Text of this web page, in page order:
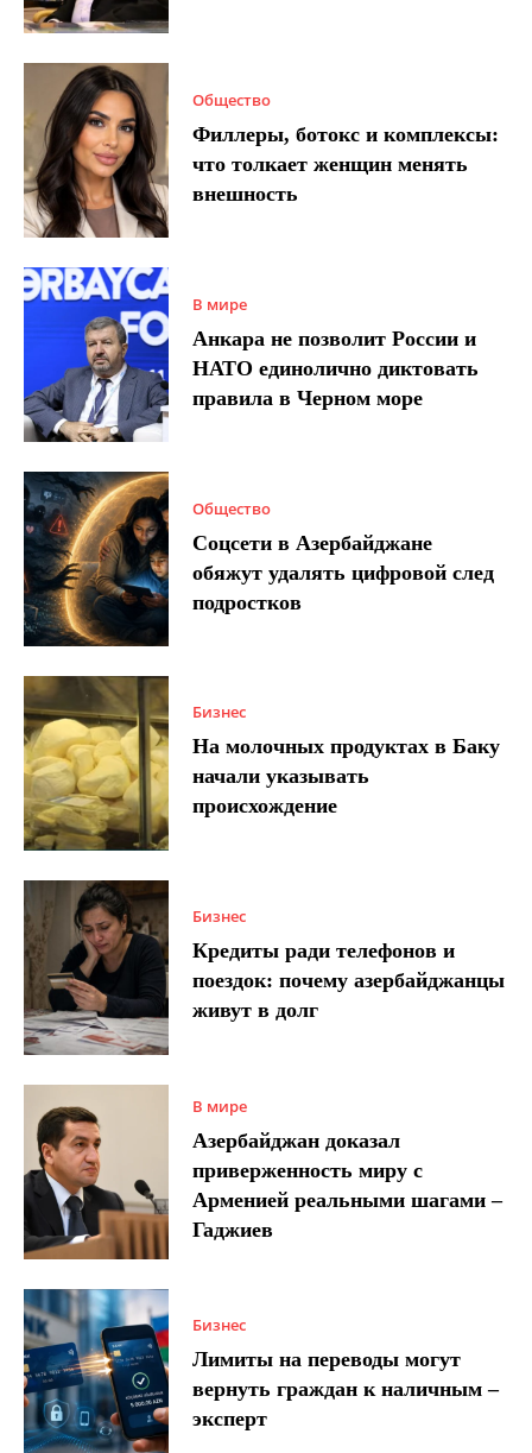
Общество
Филлеры, ботокс и комплексы:
что толкает женщин менять
внешность
В мире
Анкара не позволит России и
НАТО единолично диктовать
правила в Черном море
Общество
Соцсети в Азербайджане
обяжут удалять цифровой след
подростков
Бизнес
На молочных продуктах в Баку
начали указывать
происхождение
Бизнес
Кредиты ради телефонов и
поездок: почему азербайджанцы
живут в долг
В мире
Азербайджан доказал
приверженность миру с
Арменией реальными шагами –
Гаджиев
Бизнес
Лимиты на переводы могут
вернуть граждан к наличным –
эксперт